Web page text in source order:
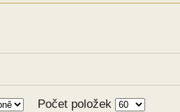
Počet položek